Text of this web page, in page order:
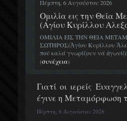
Πέμπτη, 6 Αυγούστου 2026
Ομιλία εις την Θεία
(Αγίου Κυρίλλου
ΟΜΙΛΙΑ ΕΙΣ ΤΗΝ ΘΕΙΑ
ΣΩΤΗΡΟΣ(Ἁγίου Κυρίλλου
πού καλά γνωρίζουν νά
(συνέχεια)
Γιατί οι ιερείς
έγινε η Μεταμόρφωση
Πέμπτη, 6 Αυγούστου 2026